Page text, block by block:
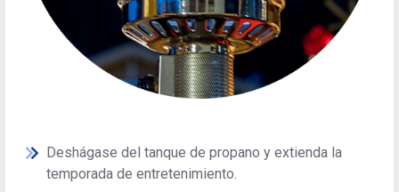
Deshágase del tanque de propano y extienda la
temporada de entretenimiento.